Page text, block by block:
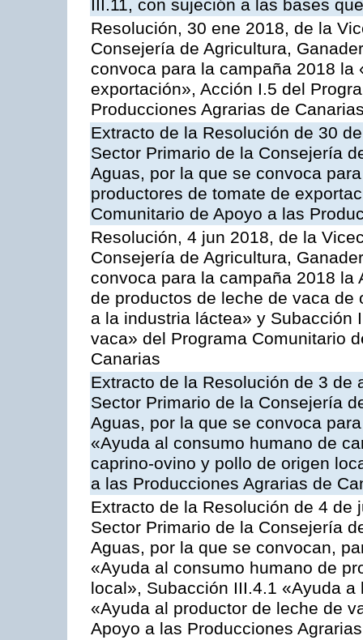
III.11, con sujeción a las bases
Resolución, 30 ene 2018, de la
Consejería de Agricultura,
convoca para la campaña 2018
exportación», Acción I.5 del
Producciones Agrarias de
Extracto de la Resolución de 30
Sector Primario de la Consejería
Aguas, por la que se convoca
productores de tomate de
Comunitario de Apoyo a las
Resolución, 4 jun 2018, de la
Consejería de Agricultura,
convoca para la campaña 2018
de productos de leche de vaca
a la industria láctea» y Subacción
vaca» del Programa Comunitario
Canarias
Extracto de la Resolución de 3
Sector Primario de la Consejería
Aguas, por la que se convoca
«Ayuda al consumo humano de
caprino-ovino y pollo de origen
a las Producciones Agrarias de
Extracto de la Resolución de 4
Sector Primario de la Consejería
Aguas, por la que se convocan,
«Ayuda al consumo humano de
local», Subacción III.4.1 «Ayuda
«Ayuda al productor de leche de
Apoyo a las Producciones